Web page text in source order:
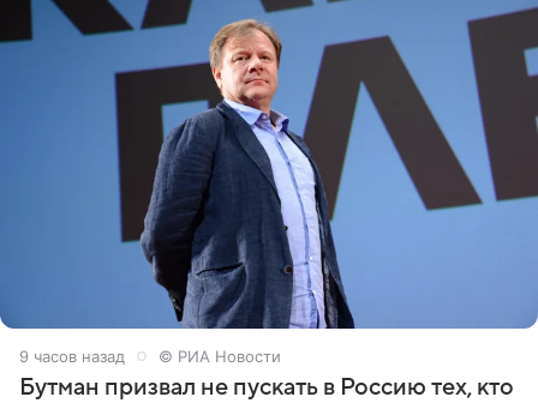
9 часов назад © РИА Новости
Бутман призвал не пускать в Россию тех, кто